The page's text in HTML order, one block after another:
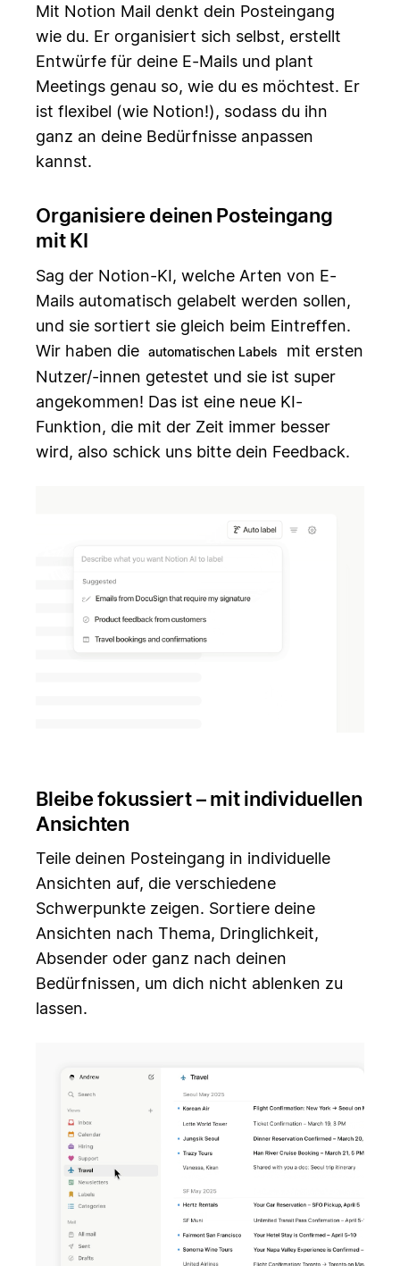
Mit Notion Mail denkt dein Posteingang
wie du. Er organisiert sich selbst, erstellt
Entwürfe für deine E-Mails und plant
Meetings genau so, wie du es möchtest. Er
ist flexibel (wie Notion!), sodass du ihn
ganz an deine Bedürfnisse anpassen
kannst.
Organisiere deinen Posteingang
mit KI
Sag der Notion-KI, welche Arten von E-
Mails automatisch gelabelt werden sollen,
und sie sortiert sie gleich beim Eintreffen.
Wir haben die automatischen Labels
mit ersten
Nutzer/-innen getestet und sie ist super
angekommen! Das ist eine neue KI-
Funktion, die mit der Zeit immer besser
wird, also schick uns bitte dein Feedback.
Bleibe fokussiert – mit individuellen
Ansichten
Teile deinen Posteingang in individuelle
Ansichten auf, die verschiedene
Schwerpunkte zeigen. Sortiere deine
Ansichten nach Thema, Dringlichkeit,
Absender oder ganz nach deinen
Bedürfnissen, um dich nicht ablenken zu
lassen.